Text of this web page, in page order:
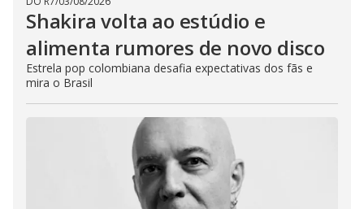
Shakira volta ao estúdio e
alimenta rumores de novo disco
Estrela pop colombiana desafia expectativas dos fãs e
mira o Brasil